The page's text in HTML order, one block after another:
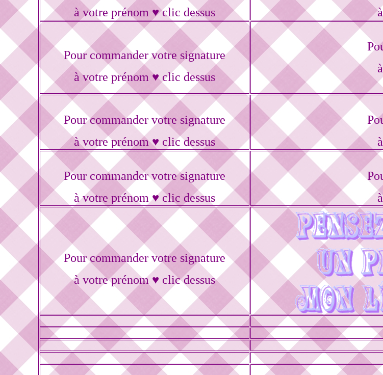
à votre prénom ♥ clic dessus
Pour commander votre signature
à votre prénom ♥ clic dessus
Pour commander votre signature
à votre prénom ♥ clic dessus
Pour commander votre signature
à votre prénom ♥ clic dessus
Pour commander votre signature
à votre prénom ♥ clic dessus